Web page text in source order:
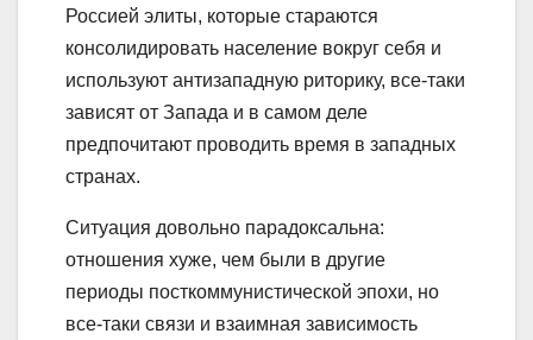
Россией элиты, которые стараются
консолидировать население вокруг себя и
используют антизападную риторику, все-таки
зависят от Запада и в самом деле
предпочитают проводить время в западных
странах.
Ситуация довольно парадоксальна:
отношения хуже, чем были в другие
периоды посткоммунистической эпохи, но
все-таки связи и взаимная зависимость